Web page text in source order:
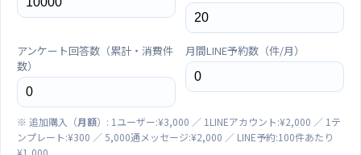
アンケート回答数（累計・消費件
数）
月間LINE予約数（件/月）
※ 追加購入（月額）: 1ユーザー:¥3,000 ／ 1LINEアカウント:¥2,000 ／ 1テ
ンプレート:¥300 ／ 5,000通メッセージ:¥2,000 ／ LINE予約:100件あたり
¥1,000